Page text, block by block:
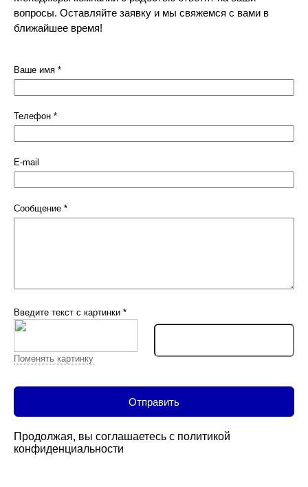
вопросы. Оставляйте заявку и мы свяжемся с вами в
ближайшее время!
Ваше имя *
Телефон *
E-mail
Сообщение *
Введите текст с картинки *
Поменять картинку
Продолжая, вы соглашаетесь с политикой
конфиденциальности